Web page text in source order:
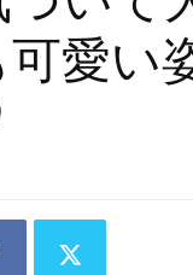
愛い